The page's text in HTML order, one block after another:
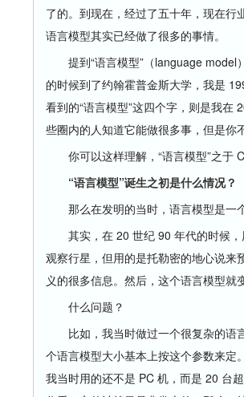
了的。到现在，经过了五十年，现在
语言模型其实已经做了很多的事情。
提到“语言模型”（language model
的时候到了约翰霍普金斯大学，我是
看到的“语言模型”这四个字，则是我在
些圈内的人知道它能做很多事，但是你
你可以这样理解，“语言模型”之于
“语言模型”诞生之初是什么情况？
那么在发明的当时，语言模型是一
其实，在 20 世纪 90 年代的时候，
观察行星，但用的是托勒密的地心说来
义的很多信息。然后，这个语言模型就
什么问题？
比如，我当时做过一个很复杂的语
个语言模型大小基本上按这个参数来定
我当时用的还不是 PC 机，而是 20 台